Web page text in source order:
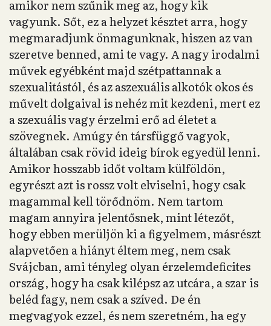
amikor nem szűnik meg az, hogy kik
vagyunk. Sőt, ez a helyzet késztet arra, hogy
megmaradjunk önmagunknak, hiszen az van
szeretve benned, ami te vagy. A nagy irodalmi
művek egyébként majd szétpattannak a
szexualitástól, és az aszexuális alkotók okos és
művelt dolgaival is nehéz mit kezdeni, mert ez
a szexuális vagy érzelmi erő ad életet a
szövegnek. Amúgy én társfüggő vagyok,
általában csak rövid ideig bírok egyedül lenni.
Amikor hosszabb időt voltam külföldön,
egyrészt azt is rossz volt elviselni, hogy csak
magammal kell törődnöm. Nem tartom
magam annyira jelentősnek, mint létezőt,
hogy ebben merüljön ki a figyelmem, másrészt
alapvetően a hiányt éltem meg, nem csak
Svájcban, ami tényleg olyan érzelemdeficites
ország, hogy ha csak kilépsz az utcára, a szar is
beléd fagy, nem csak a szíved. De én
megvagyok ezzel, és nem szeretném, ha egy